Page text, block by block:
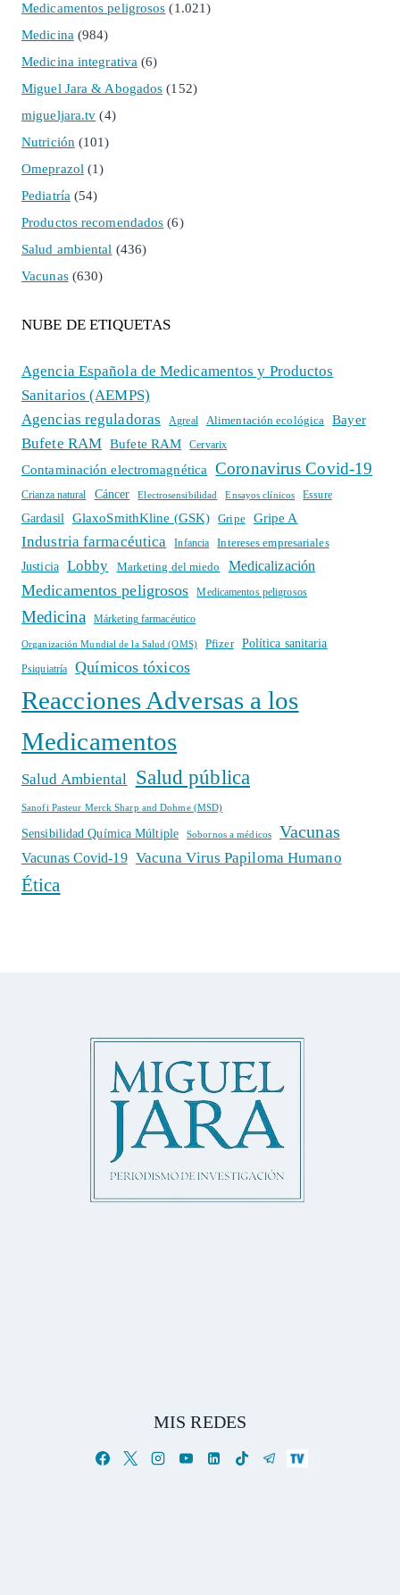
Medicamentos peligrosos (1.021)
Medicina(984)
Medicina integrativa (6)
Miguel Jara & Abogados (152)
migueljara.tv (4)
Nutrición(101)
Omeprazol(1)
Pediatría(54)
Productos recomendados (6)
Salud ambiental (436)
Vacunas(630)
NUBE DE ETIQUETAS
Agencia Española de Medicamentos y Productos
Sanitarios (AEMPS)
Agencias reguladoras
Agreal Alimentación ecológica Bayer
Bufete RAM Bufete RAM Cervarix
Contaminación electromagnética Coronavirus Covid-19
Crianza natural Cáncer Electrosensibilidad Ensayos clínicos Essure
Gardasil GlaxoSmithKline (GSK) Gripe Gripe A
Industria farmacéutica Infancia
Intereses empresariales
Justicia
Lobby Marketing del miedo Medicalización
Medicamentos peligrosos Medicamentos peligrosos
Medicina Márketing farmacéutico
Organización Mundial de la Salud (OMS) Pfizer Política sanitaria
Psiquiatría Químicos tóxicos
Reacciones Adversas a los
Medicamentos
Salud Ambiental Salud pública
Sanofi Pasteur Merck Sharp and Dohme (MSD)
Sensibilidad Química Múltiple Sobornos a médicos Vacunas
Vacunas Covid-19 Vacuna Virus Papiloma Humano
Ética
MIS REDES